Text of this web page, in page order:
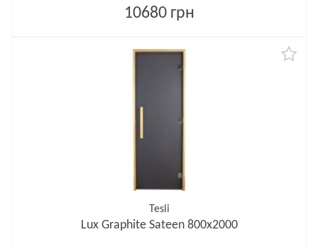
10680 грн
Tesli
Lux Graphite Sateen 800х2000